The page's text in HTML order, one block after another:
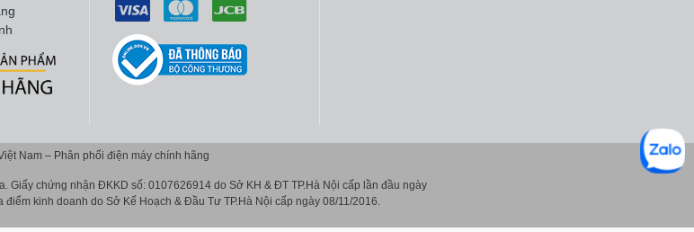
Nam – Phân phối điện máy chính hãng
Giấy chứng nhận ĐKKD số: 0107626914 do Sở KH & ĐT TP.Hà Nội cấp lần đầu ngày
kinh doanh do Sở Kế Hoạch & Đầu Tư TP.Hà Nội cấp ngày 08/11/2016.